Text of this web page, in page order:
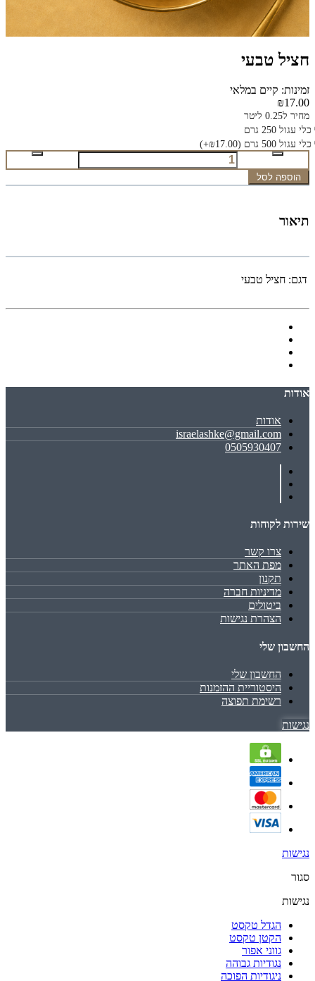
חציל טבעי
זמינות: קיים במלאי
₪17.00
מחיר ל0.25 ליטר
כלי עגול 250 גרם
כלי עגול 500 גרם
(₪17.00+)
הוספה לסל
תיאור
דגם: חציל טבעי
אודות
אודות
israelashke@gmail.com
0505930407
שירות לקוחות
צרו קשר
מפת האתר
תקנון
מדיניות חברה
ביטולים
הצהרת נגישות
החשבון שלי
החשבון שלי
היסטוריית ההזמנות
רשימת תפוצה
נגישות
נגישות
סגור
נגישות
הגדל טקסט
הקטן טקסט
גווני אפור
נגודיות גבוהה
ניגודיות הפוכה